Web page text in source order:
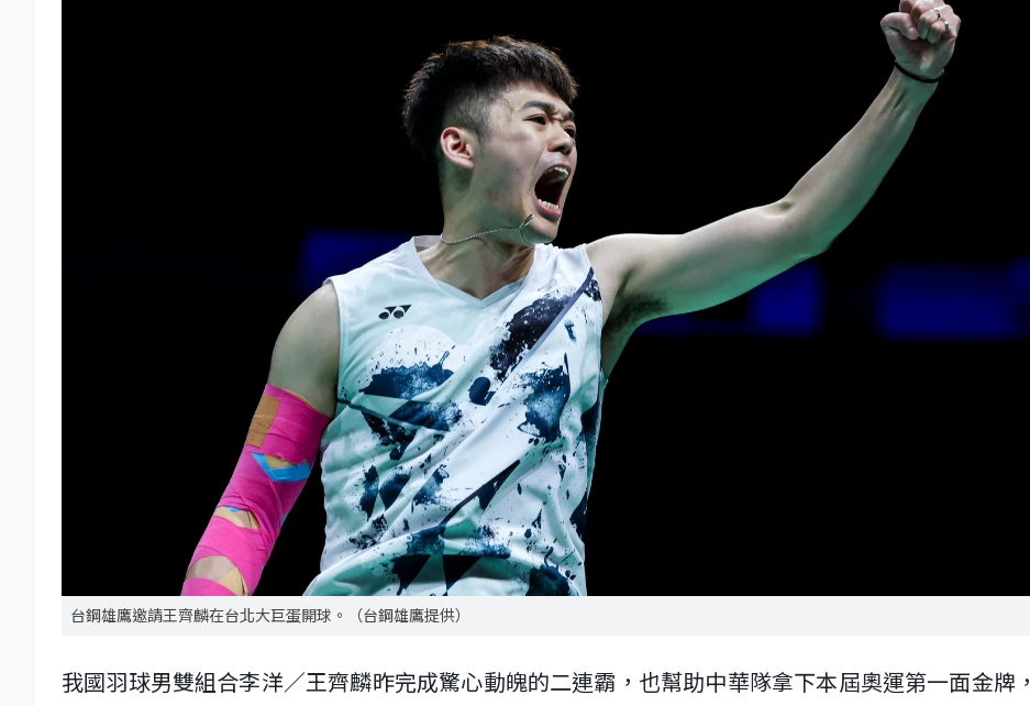
台鋼雄鷹邀請王齊麟在台北大巨蛋開球。（台鋼雄鷹提供）
我國羽球男雙組合李洋／王齊麟昨完成驚心動魄的二連霸，也幫助中華隊拿下本屆奧運第一面金牌，